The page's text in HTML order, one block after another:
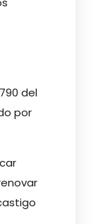
del
por